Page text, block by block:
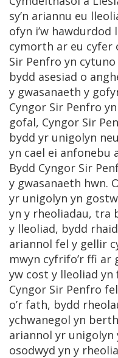
sy’n ariannu eu
ofyn i’w hawdurdod
cymorth ar eu cyfer
Sir Penfro yn
bydd asesiad o
y gwasanaeth y
Cyngor Sir Penfro
gofal, Cyngor Sir
bydd yr unigolyn
yn cael ei anfonebu
Bydd Cyngor Sir
y gwasanaeth hwn.
yr unigolyn yn
yn y rheoliadau, tra
y lleoliad, bydd
ariannol fel y gellir
mwyn cyfrifo’r ffi ar
yw cost y lleoliad yn
Cyngor Sir Penfro
o’r fath, bydd
ychwanegol yn
ariannol yr unigolyn
osodwyd yn y